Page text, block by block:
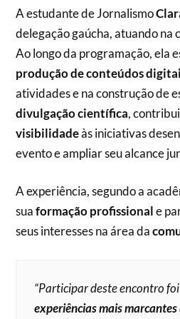
A estudante de Jornalismo
delegação gaúcha, atuando na
Ao longo da programação, ela
produção de conteúdos
atividades e na construção de
divulgação científica,
visibilidadeàs iniciativas
evento e ampliar seu alcance
A experiência, segundo a
suaformação profissionale
seus interesses na área da
“Participar deste encontro
experiências mais marcantes